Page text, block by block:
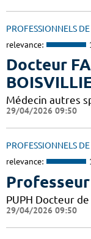
PROFESSIONNELS
relevance:
Docteur
Médecin autres
29/04/2026 09:50
PROFESSIONNELS
relevance:
Professeur
PUPH Docteur
29/04/2026 09:50